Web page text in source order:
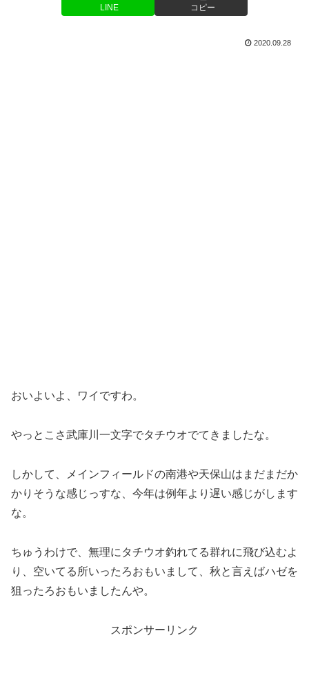
LINE コピー
2020.09.28
おいよいよ、ワイですわ。
やっとこさ武庫川一文字でタチウオでてきましたな。
しかして、メインフィールドの南港や天保山はまだまだか
かりそうな感じっすな、今年は例年より遅い感じがします
な。
ちゅうわけで、無理にタチウオ釣れてる群れに飛び込むよ
り、空いてる所いったろおもいまして、秋と言えばハゼを
狙ったろおもいましたんや。
スポンサーリンク